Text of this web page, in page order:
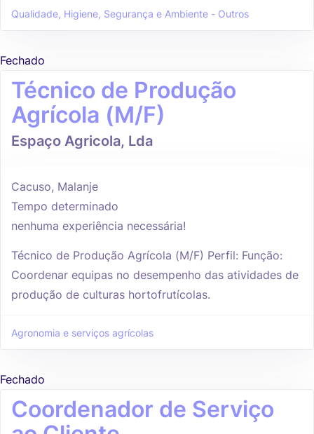
Qualidade, Higiene, Segurança e Ambiente - Outros
Fechado
Técnico de Produção
Agrícola (M/F)
Espaço Agricola, Lda
Cacuso, Malanje
Tempo determinado
nenhuma experiência necessária!
Técnico de Produção Agrícola (M/F) Perfil: Função:
Coordenar equipas no desempenho das atividades de
produção de culturas hortofrutícolas.
Agronomia e serviços agrícolas
Fechado
Coordenador de Serviço